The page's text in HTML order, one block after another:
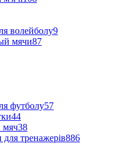
волейболу9
мячи87
футболу57
44
мяч38
для тренажерів886